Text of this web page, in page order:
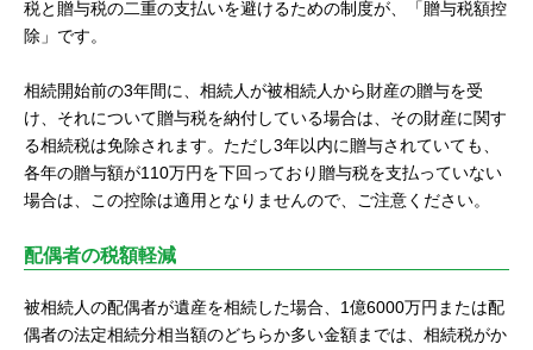
税と贈与税の二重の支払いを避けるための制度が、「贈与税額控
除」です。
相続開始前の3年間に、相続人が被相続人から財産の贈与を受
け、それについて贈与税を納付している場合は、その財産に関す
る相続税は免除されます。ただし3年以内に贈与されていても、
各年の贈与額が110万円を下回っており贈与税を支払っていない
場合は、この控除は適用となりませんので、ご注意ください。
配偶者の税額軽減
被相続人の配偶者が遺産を相続した場合、1億6000万円または配
偶者の法定相続分相当額のどちらか多い金額までは、相続税がか